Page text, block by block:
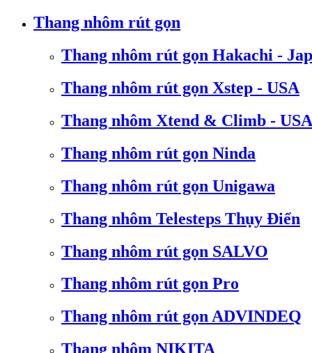
Thang nhôm rút gọn
Thang nhôm rút gọn Hakachi -
Thang nhôm rút gọn Xstep - USA
Thang nhôm Xtend & Climb - USA
Thang nhôm rút gọn Ninda
Thang nhôm rút gọn Unigawa
Thang nhôm Telesteps Thụy Điển
Thang nhôm rút gọn SALVO
Thang nhôm rút gọn Pro
Thang nhôm rút gọn ADVINDEQ
Thang nhôm NIKITA